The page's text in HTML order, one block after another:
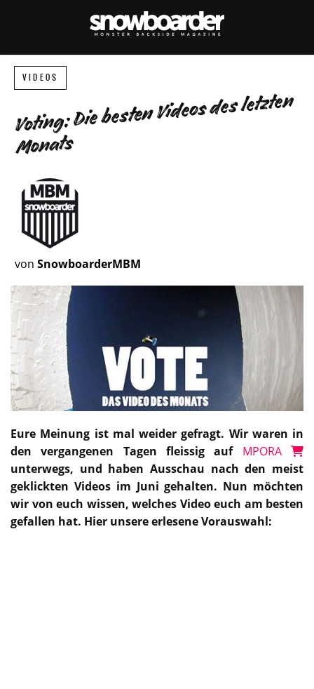
VIDEOS
Voting: Die besten Videos des letzten
Monats
von SnowboarderMBM
Eure Meinung ist mal weider gefragt. Wir waren in
den vergangenen Tagen fleissig auf MPORA
unterwegs, und haben Ausschau nach den meist
geklickten Videos im Juni gehalten. Nun möchten
wir von euch wissen, welches Video euch am besten
gefallen hat. Hier unsere erlesene Vorauswahl: